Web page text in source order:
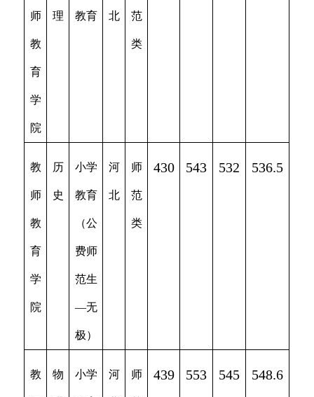
师
教
育
学
院
理 教育 北 范
类
教
师
教
育
学
院
历
史
小学
教育
（公
费师
范生
—无
极）
河
北
师
范
类
430 543 532 536.5
教 物 小学 河 师 439 553 545 548.6